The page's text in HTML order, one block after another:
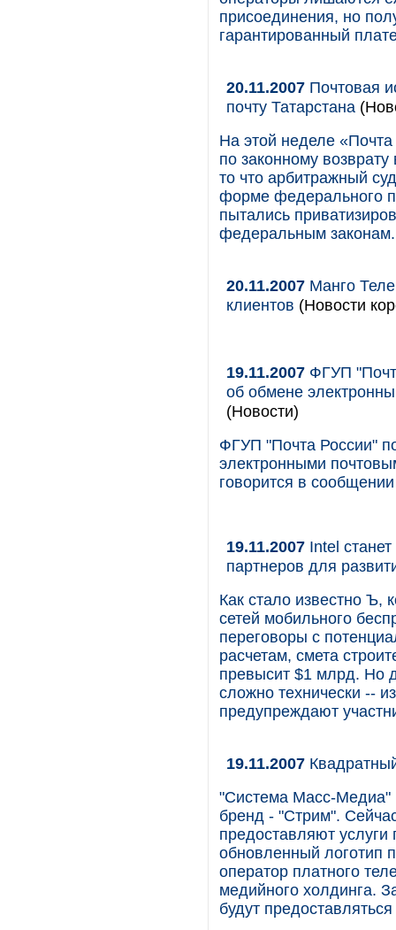
присоединения, но
гарантированный
20.11.2007 Почтовая
почту Татарстана
На этой неделе
по законному
то что арбитражный
форме федерального
пытались
федеральным законам.
20.11.2007 Манго
клиентов (Новости
19.11.2007 ФГУП
об обмене
(Новости)
ФГУП "Почта России"
электронными
говорится в
19.11.2007 Intel
партнеров для
Как стало известно Ъ,
сетей мобильного
переговоры с
расчетам, смета
превысит $1 млрд. Но
сложно технически --
предупреждают
19.11.2007
"Система Масс-
бренд - "Стрим".
предоставляют
обновленный логотип
оператор платного
медийного холдинга.
будут